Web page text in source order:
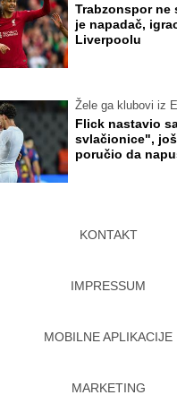
Trabzonspor ne
je napadač,
Liverpoolu
Žele ga klubovi iz
Flick nastavio
svlačionice",
poručio da
KONTAKT
IMPRESSUM
MOBILNE APLIKACIJE
MARKETING